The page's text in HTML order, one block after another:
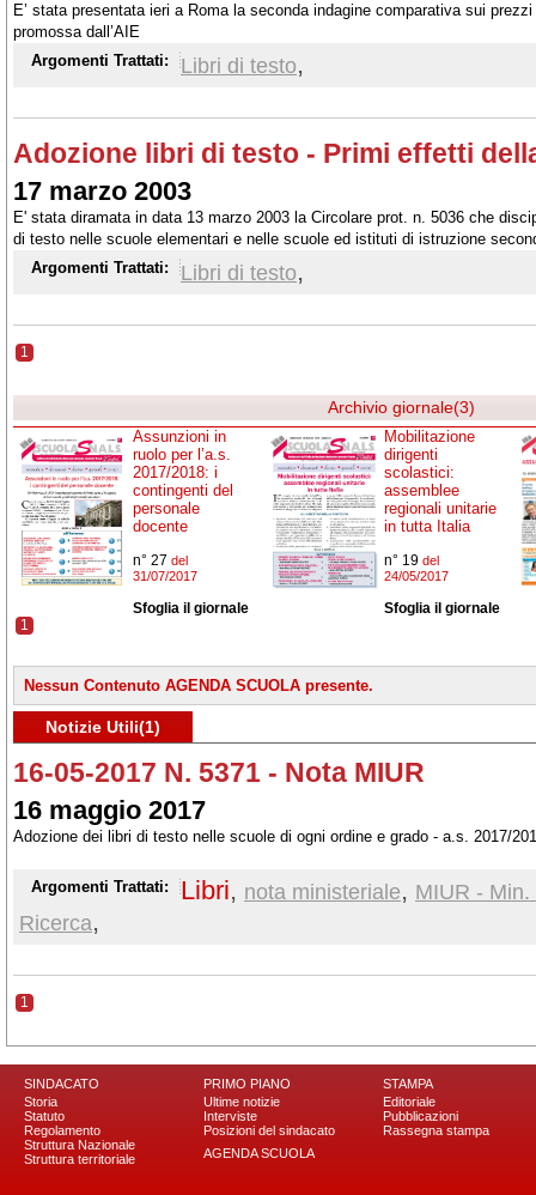
E’ stata presentata ieri a Roma la seconda indagine comparativa sui
promossa dall’AIE
Argomenti Trattati:
Libri di testo,
Adozione libri di testo - Primi effetti
17 marzo 2003
E' stata diramata in data 13 marzo 2003 la Circolare prot. n. 5036 che
di testo nelle scuole elementari e nelle scuole ed istituti di istruzione
2003/2004.
Argomenti Trattati: Libri di testo,
1
Archivio giornale(3)
Assunzioni in
ruolo per l’a.s.
2017/2018: i
contingenti del
personale
docente
n° 27 del
31/07/2017
Sfoglia il giornale
Mobilitazione
dirigenti
scolastici:
assemblee
regionali unitarie
in tutta Italia
n° 19 del
24/05/2017
Sfoglia il giornale
1
Nessun Contenuto AGENDA SCUOLA presente.
Notizie Utili(1)
16-05-2017 N. 5371 - Nota MIUR
16 maggio 2017
Adozione dei libri di testo nelle scuole di ogni ordine e grado - a.s. 2017/
Argomenti Trattati: Libri, nota ministeriale, MIUR -
Ricerca,
1
SINDACATO
Storia
Statuto
Regolamento
Struttura Nazionale
Struttura territoriale
PRIMO PIANO
Ultime notizie
Interviste
Posizioni del sindacato
AGENDA SCUOLA
STAMPA
Editoriale
Pubblicazioni
Rassegna stampa